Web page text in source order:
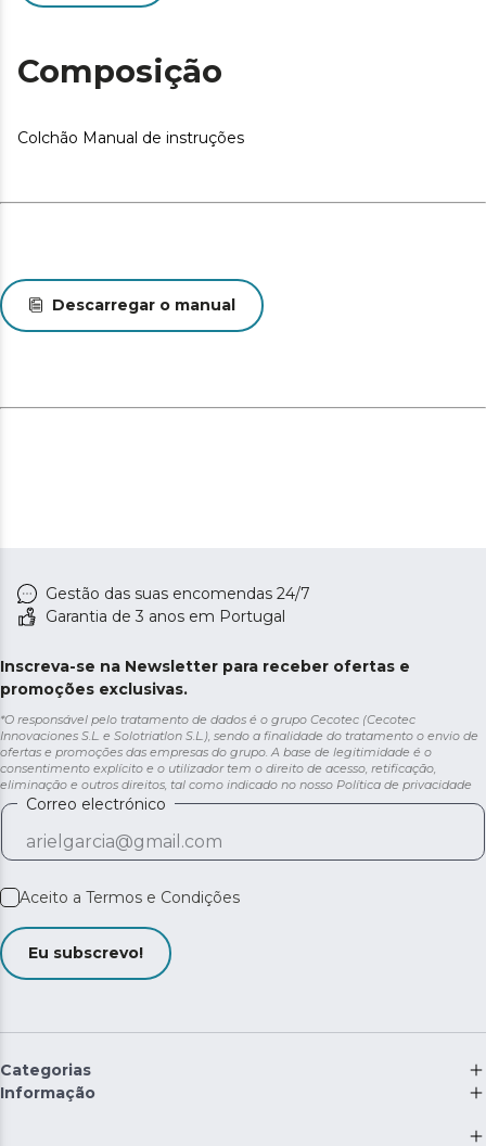
Composição
Colchão Manual de instruções
Descarregar o manual
Gestão das suas encomendas 24/7
Garantia de 3 anos em Portugal
Inscreva-se na Newsletter para receber ofertas e
promoções exclusivas.
*O responsável pelo tratamento de dados é o grupo Cecotec (Cecotec
Innovaciones S.L. e Solotriatlon S.L.), sendo a finalidade do tratamento o envio de
ofertas e promoções das empresas do grupo. A base de legitimidade é o
consentimento explícito e o utilizador tem o direito de acesso, retificação,
eliminação e outros direitos, tal como indicado no nosso Política de privacidade
Correo electrónico
Aceito a Termos e Condições
Eu subscrevo!
Categorias
Informação